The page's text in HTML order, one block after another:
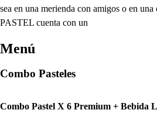
sea en una merienda con amigos o en
PASTEL cuenta con un
Menú
Combo Pasteles
Combo Pastel X 6 Premium + Bebida